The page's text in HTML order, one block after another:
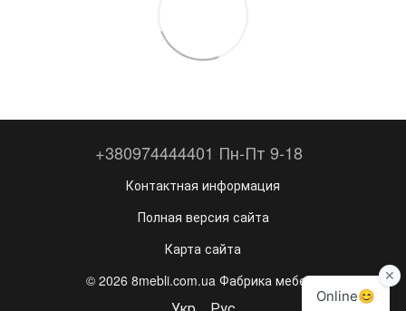
+380974444401 Пн-Пт 9-18
Контактная информация
Полная версия сайта
Карта сайта
© 2026 8mebli.com.ua Фабрика мебели